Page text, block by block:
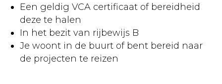
Een geldig VCA certificaat of bereidheid
deze te halen
In het bezit van rijbewijs B
Je woont in de buurt of bent bereid naar
de projecten te reizen